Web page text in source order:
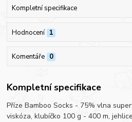
Kompletní specifikace
Hodnocení 1
Komentáře 0
Kompletní specifikace
Příze Bamboo Socks - 75% vlna
viskóza, klubíčko 100 g - 400 m,